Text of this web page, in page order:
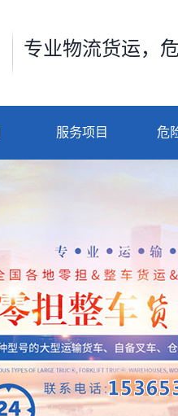
专业物流货运，
服务项目 危